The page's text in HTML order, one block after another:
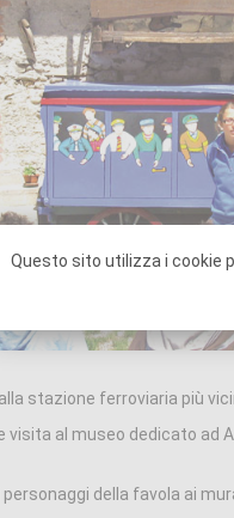
stazione ferroviaria più
visita al museo dedicato ad
della favola ai
Questo sito utilizza i cookie